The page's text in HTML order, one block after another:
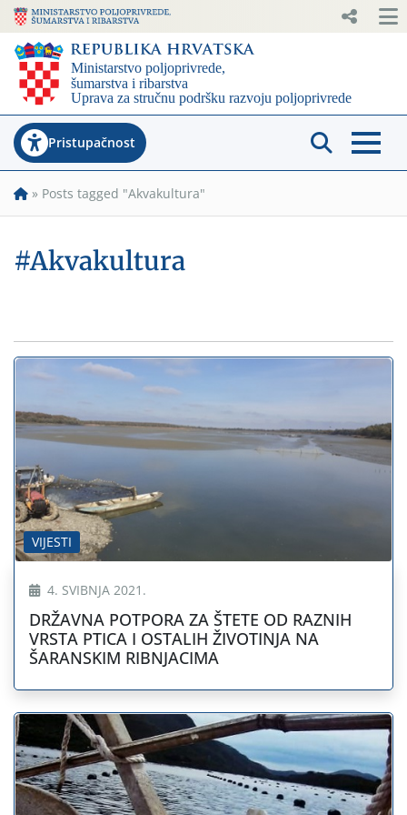
Pristupačnost
» Posts tagged "Akvakultura"
#Akvakultura
VIJESTI
4. SVIBNJA 2021.
DRŽAVNA POTPORA ZA ŠTETE OD RAZNIH
VRSTA PTICA I OSTALIH ŽIVOTINJA NA
ŠARANSKIM RIBNJACIMA